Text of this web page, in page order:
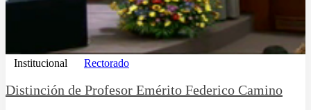
Institucional Rectorado
Distinción de Profesor Emérito Federico Camino